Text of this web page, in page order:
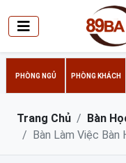
PHÒNG NGỦ PHÒNG KHÁCH
Trang Chủ Bàn
Bàn Làm Việc Bàn